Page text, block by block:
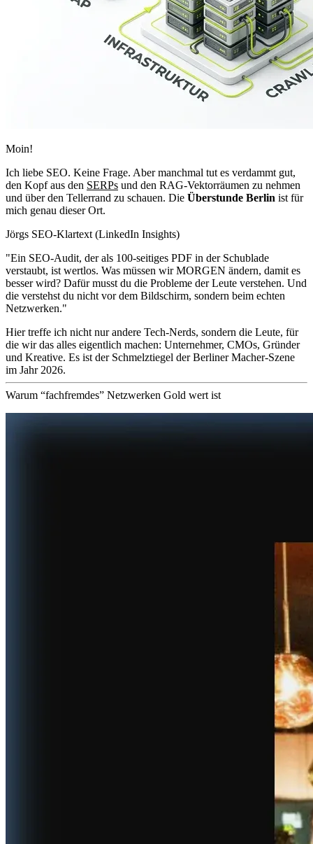
Moin!
Ich liebe SEO. Keine Frage. Aber manchmal tut es verdammt gut,
den Kopf aus den SERPs und den RAG-Vektorräumen zu nehmen
und über den Tellerrand zu schauen. Die Überstunde Berlin ist für
mich genau dieser Ort.
Jörgs SEO-Klartext (LinkedIn Insights)
"Ein SEO-Audit, der als 100-seitiges PDF in der Schublade
verstaubt, ist wertlos. Was müssen wir MORGEN ändern, damit es
besser wird? Dafür musst du die Probleme der Leute verstehen. Und
die verstehst du nicht vor dem Bildschirm, sondern beim echten
Netzwerken."
Hier treffe ich nicht nur andere Tech-Nerds, sondern die Leute, für
die wir das alles eigentlich machen: Unternehmer, CMOs, Gründer
und Kreative. Es ist der Schmelztiegel der Berliner Macher-Szene
im Jahr 2026.
Warum “fachfremdes” Netzwerken Gold wert ist